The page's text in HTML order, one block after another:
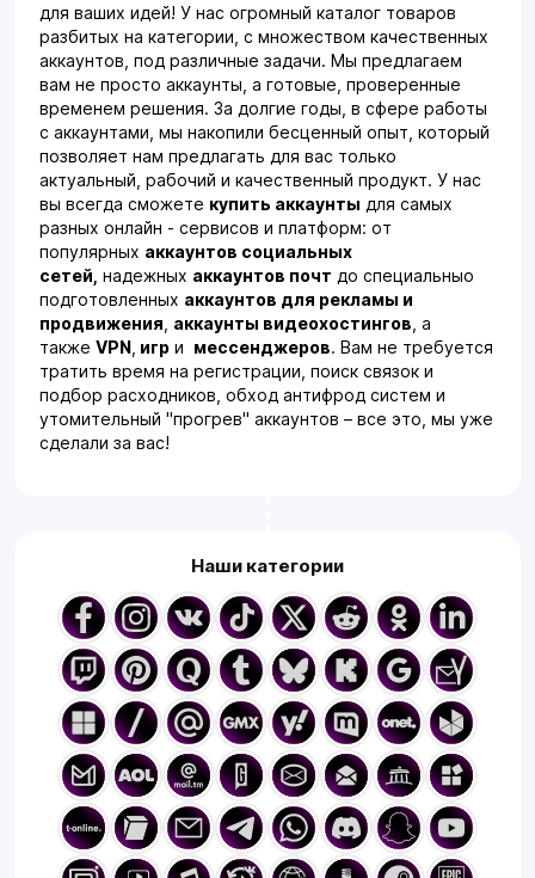
для ваших идей! У нас огромный каталог товаров
разбитых на категории, с множеством качественных
аккаунтов, под различные задачи. Мы предлагаем
вам не просто аккаунты, а готовые, проверенные
временем решения. За долгие годы, в сфере работы
с аккаунтами, мы накопили бесценный опыт, который
позволяет нам предлагать для вас только
актуальный, рабочий и качественный продукт. У нас
вы всегда сможете купить аккаунты для самых
разных онлайн - сервисов и платформ: от
популярных аккаунтов социальных
сетей, надежных аккаунтов почт до специальныо
подготовленных аккаунтов для рекламы и
продвижения аккаунты видеохостингов , а
также VPN игр и мессенджеров. Вам не требуется
тратить время на регистрации, поиск связок и
подбор расходников, обход антифрод систем и
утомительный "прогрев" аккаунтов – все это, мы уже
сделали за вас!
разнообразие
За годы нашей деятельности мы изучили рынок вдоль
и поперек, чтобы собрать на Accs-Shop.com самый
полный и разнообразный каталог аккаунтов. Мы
предлагаем решения, подходящие под запросы
любого пользователя. От тех кто только начинает
работать в сети, до профи, которые используют
большие объемы тех или иных аккаунтов, под свои
задачи.
Аккаунты социальных сетей:
Мощный инструмент для
Наши категории